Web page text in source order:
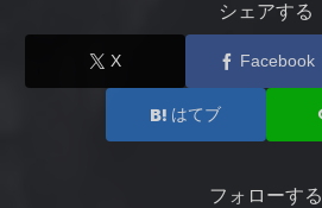
シェアする
X Facebook
はてブ
フォローする